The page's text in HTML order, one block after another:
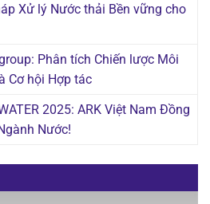
Xử lý Nước thải Bền vững cho
Phân tích Chiến lược Môi
Cơ hội Hợp tác
2025: ARK Việt Nam Đồng
Nước!